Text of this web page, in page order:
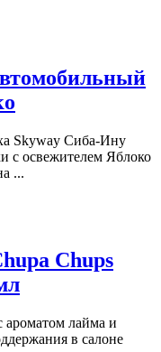
Skyway Сиба-Ину
с освежителем Яблоко
...
Chups
ароматом лайма и
в салоне